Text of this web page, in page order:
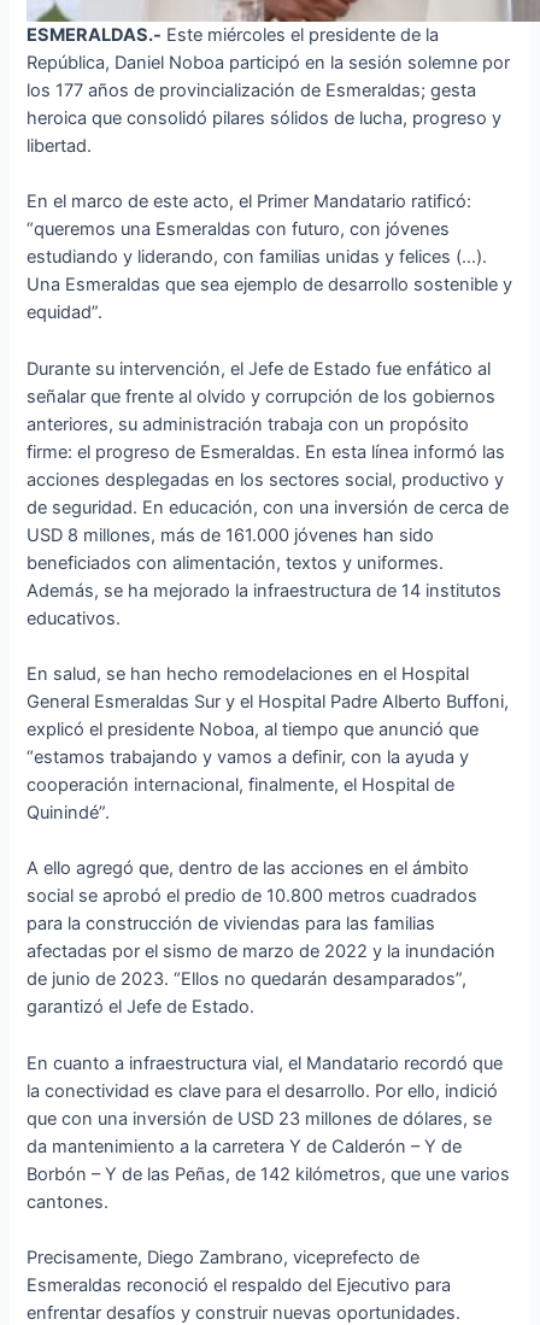
ESMERALDAS.- Este miércoles el presidente de la
República, Daniel Noboa participó en la sesión solemne por
los 177 años de provincialización de Esmeraldas; gesta
heroica que consolidó pilares sólidos de lucha, progreso y
libertad.
En el marco de este acto, el Primer Mandatario ratificó:
“queremos una Esmeraldas con futuro, con jóvenes
estudiando y liderando, con familias unidas y felices (…).
Una Esmeraldas que sea ejemplo de desarrollo sostenible y
equidad”.
Durante su intervención, el Jefe de Estado fue enfático al
señalar que frente al olvido y corrupción de los gobiernos
anteriores, su administración trabaja con un propósito
firme: el progreso de Esmeraldas. En esta línea informó las
acciones desplegadas en los sectores social, productivo y
de seguridad. En educación, con una inversión de cerca de
USD 8 millones, más de 161.000 jóvenes han sido
beneficiados con alimentación, textos y uniformes.
Además, se ha mejorado la infraestructura de 14 institutos
educativos.
En salud, se han hecho remodelaciones en el Hospital
General Esmeraldas Sur y el Hospital Padre Alberto Buffoni,
explicó el presidente Noboa, al tiempo que anunció que
“estamos trabajando y vamos a definir, con la ayuda y
cooperación internacional, finalmente, el Hospital de
Quinindé”.
A ello agregó que, dentro de las acciones en el ámbito
social se aprobó el predio de 10.800 metros cuadrados
para la construcción de viviendas para las familias
afectadas por el sismo de marzo de 2022 y la inundación
de junio de 2023. “Ellos no quedarán desamparados”,
garantizó el Jefe de Estado.
En cuanto a infraestructura vial, el Mandatario recordó que
la conectividad es clave para el desarrollo. Por ello, indició
que con una inversión de USD 23 millones de dólares, se
da mantenimiento a la carretera Y de Calderón – Y de
Borbón – Y de las Peñas, de 142 kilómetros, que une varios
cantones.
Precisamente, Diego Zambrano, viceprefecto de
Esmeraldas reconoció el respaldo del Ejecutivo para
enfrentar desafíos y construir nuevas oportunidades.